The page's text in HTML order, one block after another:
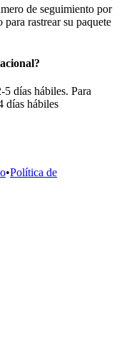
de seguimiento por
rastrear su paquete
5 días hábiles. Para
días hábiles
•Política de